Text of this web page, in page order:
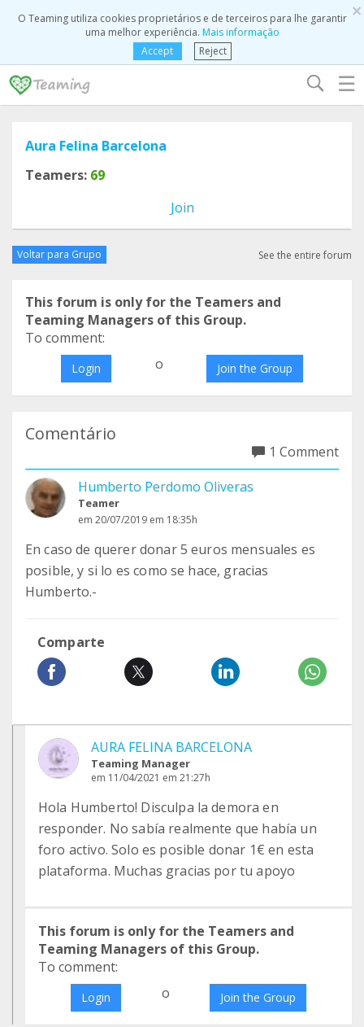
×
O Teaming utiliza cookies proprietários e de terceiros para lhe garantir
uma melhor experiência. Mais informação
Accept
Reject
☰
Aura Felina Barcelona
Teamers: 69
Join
Voltar para Grupo See the entire forum
This forum is only for the Teamers and
Teaming Managers of this Group.
To comment:
Login o Join the Group
Comentário
1 Comment
Humberto Perdomo Oliveras
Teamer
em 20/07/2019 em 18:35h
En caso de querer donar 5 euros mensuales es
posible, y si lo es como se hace, gracias
Humberto.-
Comparte
AURA FELINA BARCELONA
Teaming Manager
em 11/04/2021 em 21:27h
Hola Humberto! Disculpa la demora en
responder. No sabía realmente que había un
foro activo. Solo es posible donar 1€ en esta
plataforma. Muchas gracias por tu apoyo
This forum is only for the Teamers and
Teaming Managers of this Group.
To comment:
Login o Join the Group